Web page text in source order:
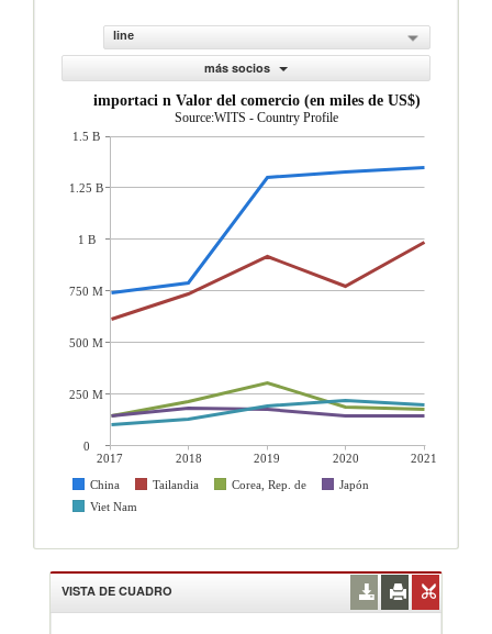
line
más socios
importaci n Valor del comercio (en miles de US$)
Source:WITS - Country Profile
2017 2018 2019 2020
2021
China
Tailandia Corea, Rep. de
Japón
Viet Nam
1.5 B
1.25 B
1 B
750 M
500 M
250 M
0
VISTA DE CUADRO